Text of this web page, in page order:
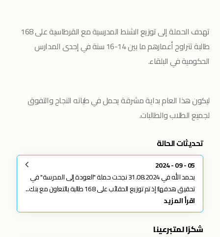
تهدف الحملة إلى توزيع الشنط المدرسية مع القرطاسية على 168
طالبة تتراوح أعمارهم ما بين 14-16 سنة في إحدى المدارس
الحكومية في البلقاء.
ليكون هذا العام بداية مشرقة يحمل في طياته النجاح والتفوق
لجميع الطلاب والطالبات.
تحديثات الحالة
05 - 09 - 2024
بحمد الله في 31.08.2024 نجحت حملة "العودة إلى المدرسة" في
تحقيق هدفها! إذ تم توزيع الحقائب على 168 طالبة بالتعاون مع بنك...
اقرأ المزيد
شكرًا لمتبرعينا